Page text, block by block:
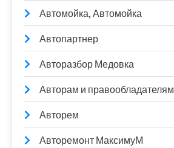
Автомойка, Автомойка
Автопартнер
Авторазбор Медовка
Авторам и правообладателям
Авторем
Авторемонт МаксимуМ